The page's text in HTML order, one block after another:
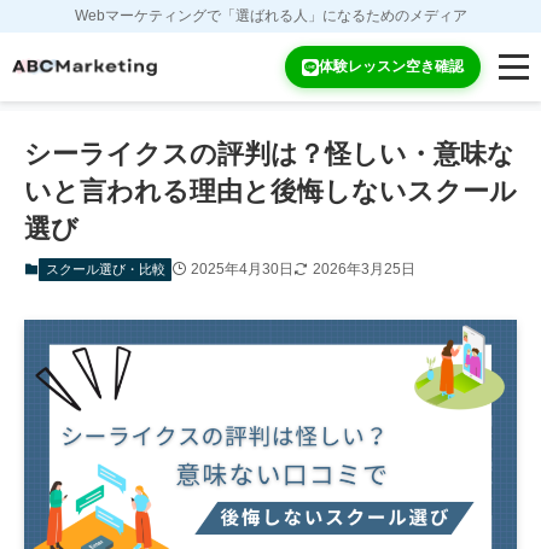
Webマーケティングで「選ばれる人」になるためのメディア
体験レッスン空き確認
シーライクスの評判は？怪しい・意味な
いと言われる理由と後悔しないスクール
選び
スクール選び・比較 2025年4月30日 2026年3月25日